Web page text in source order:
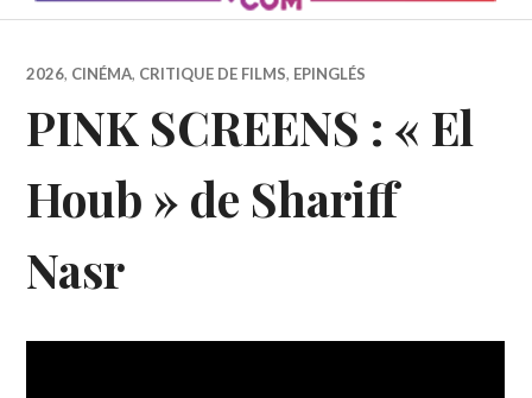
2026, CINÉMA, CRITIQUE DE FILMS, EPINGLÉS
PINK SCREENS : « El
Houb » de Shariff
Nasr